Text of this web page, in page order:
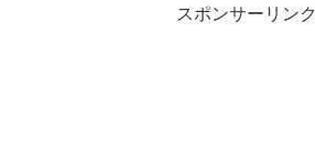
スポンサーリンク